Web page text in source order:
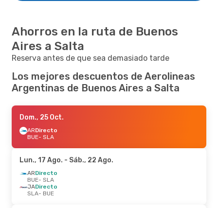
Ahorros en la ruta de Buenos
Aires a Salta
Reserva antes de que sea demasiado tarde
Los mejores descuentos de Aerolineas
Argentinas de Buenos Aires a Salta
Dom., 25 Oct.
ARDirecto
BUE- SLA
Lun., 17 Ago. - Sáb., 22 Ago.
ARDirecto
BUE- SLA
JADirecto
SLA- BUE